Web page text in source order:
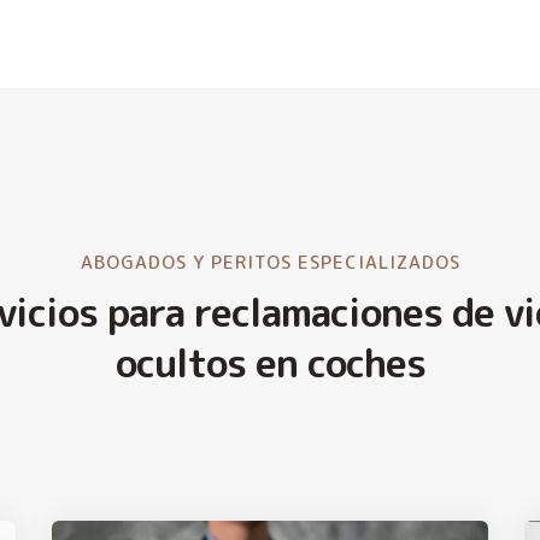
ABOGADOS Y PERITOS ESPECIALIZADOS
para reclamaciones de
ocultos en coches